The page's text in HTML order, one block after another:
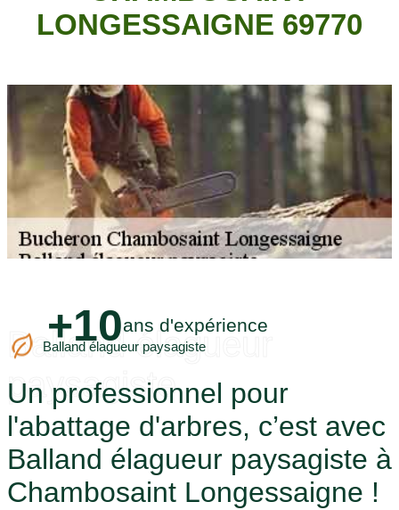
LONGESSAIGNE 69770
+10ans d'expérience
Balland élagueur paysagiste
Balland élagueur
paysagiste
Un professionnel pour
l'abattage d'arbres, c’est avec
Balland élagueur paysagiste à
Chambosaint Longessaigne !